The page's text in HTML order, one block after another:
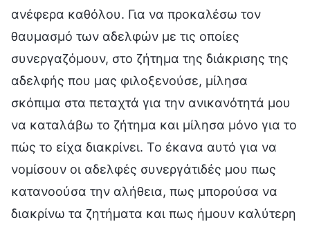
ανέφερα καθόλου. Για να προκαλέσω τον
θαυμασμό των αδελφών με τις οποίες
συνεργαζόμουν, στο ζήτημα της διάκρισης της
αδελφής που μας φιλοξενούσε, μίλησα
σκόπιμα στα πεταχτά για την ανικανότητά μου
να καταλάβω το ζήτημα και μίλησα μόνο για το
πώς το είχα διακρίνει. Το έκανα αυτό για να
νομίσουν οι αδελφές συνεργάτιδές μου πως
κατανοούσα την αλήθεια, πως μπορούσα να
διακρίνω τα ζητήματα και πως ήμουν καλύτερη